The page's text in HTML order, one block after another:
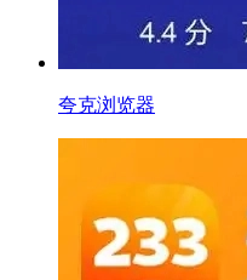
夸克浏览器